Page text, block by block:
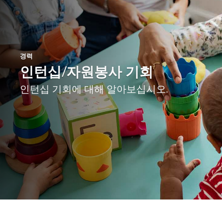
경력
인턴십/자원봉사 기회
인턴십 기회에 대해 알아보십시오.